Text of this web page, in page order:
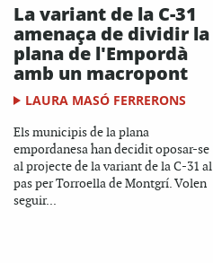
La variant de la C-31
amenaça de dividir la
plana de l'Empordà
amb un macropont
LAURA MASÓ FERRERONS
Els municipis de la plana
empordanesa han decidit oposar-se
al projecte de la variant de la C-31 al
pas per Torroella de Montgrí. Volen
seguir...